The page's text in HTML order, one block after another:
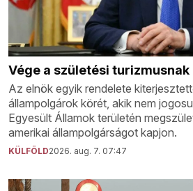
Vége a születési turizmusnak
Az elnök egyik rendelete
állampolgárok körét, akik nem
Egyesült Államok területén
amerikai állampolgárságot kapjon.
KÜLFÖLD2026. aug. 7. 07:47